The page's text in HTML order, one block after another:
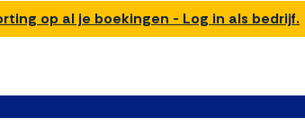
op al je boekingen - Log in als bedrijf.